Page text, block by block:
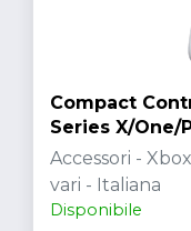
Compact
Series X/One/
Accessori -
vari - Italiana
Disponibile